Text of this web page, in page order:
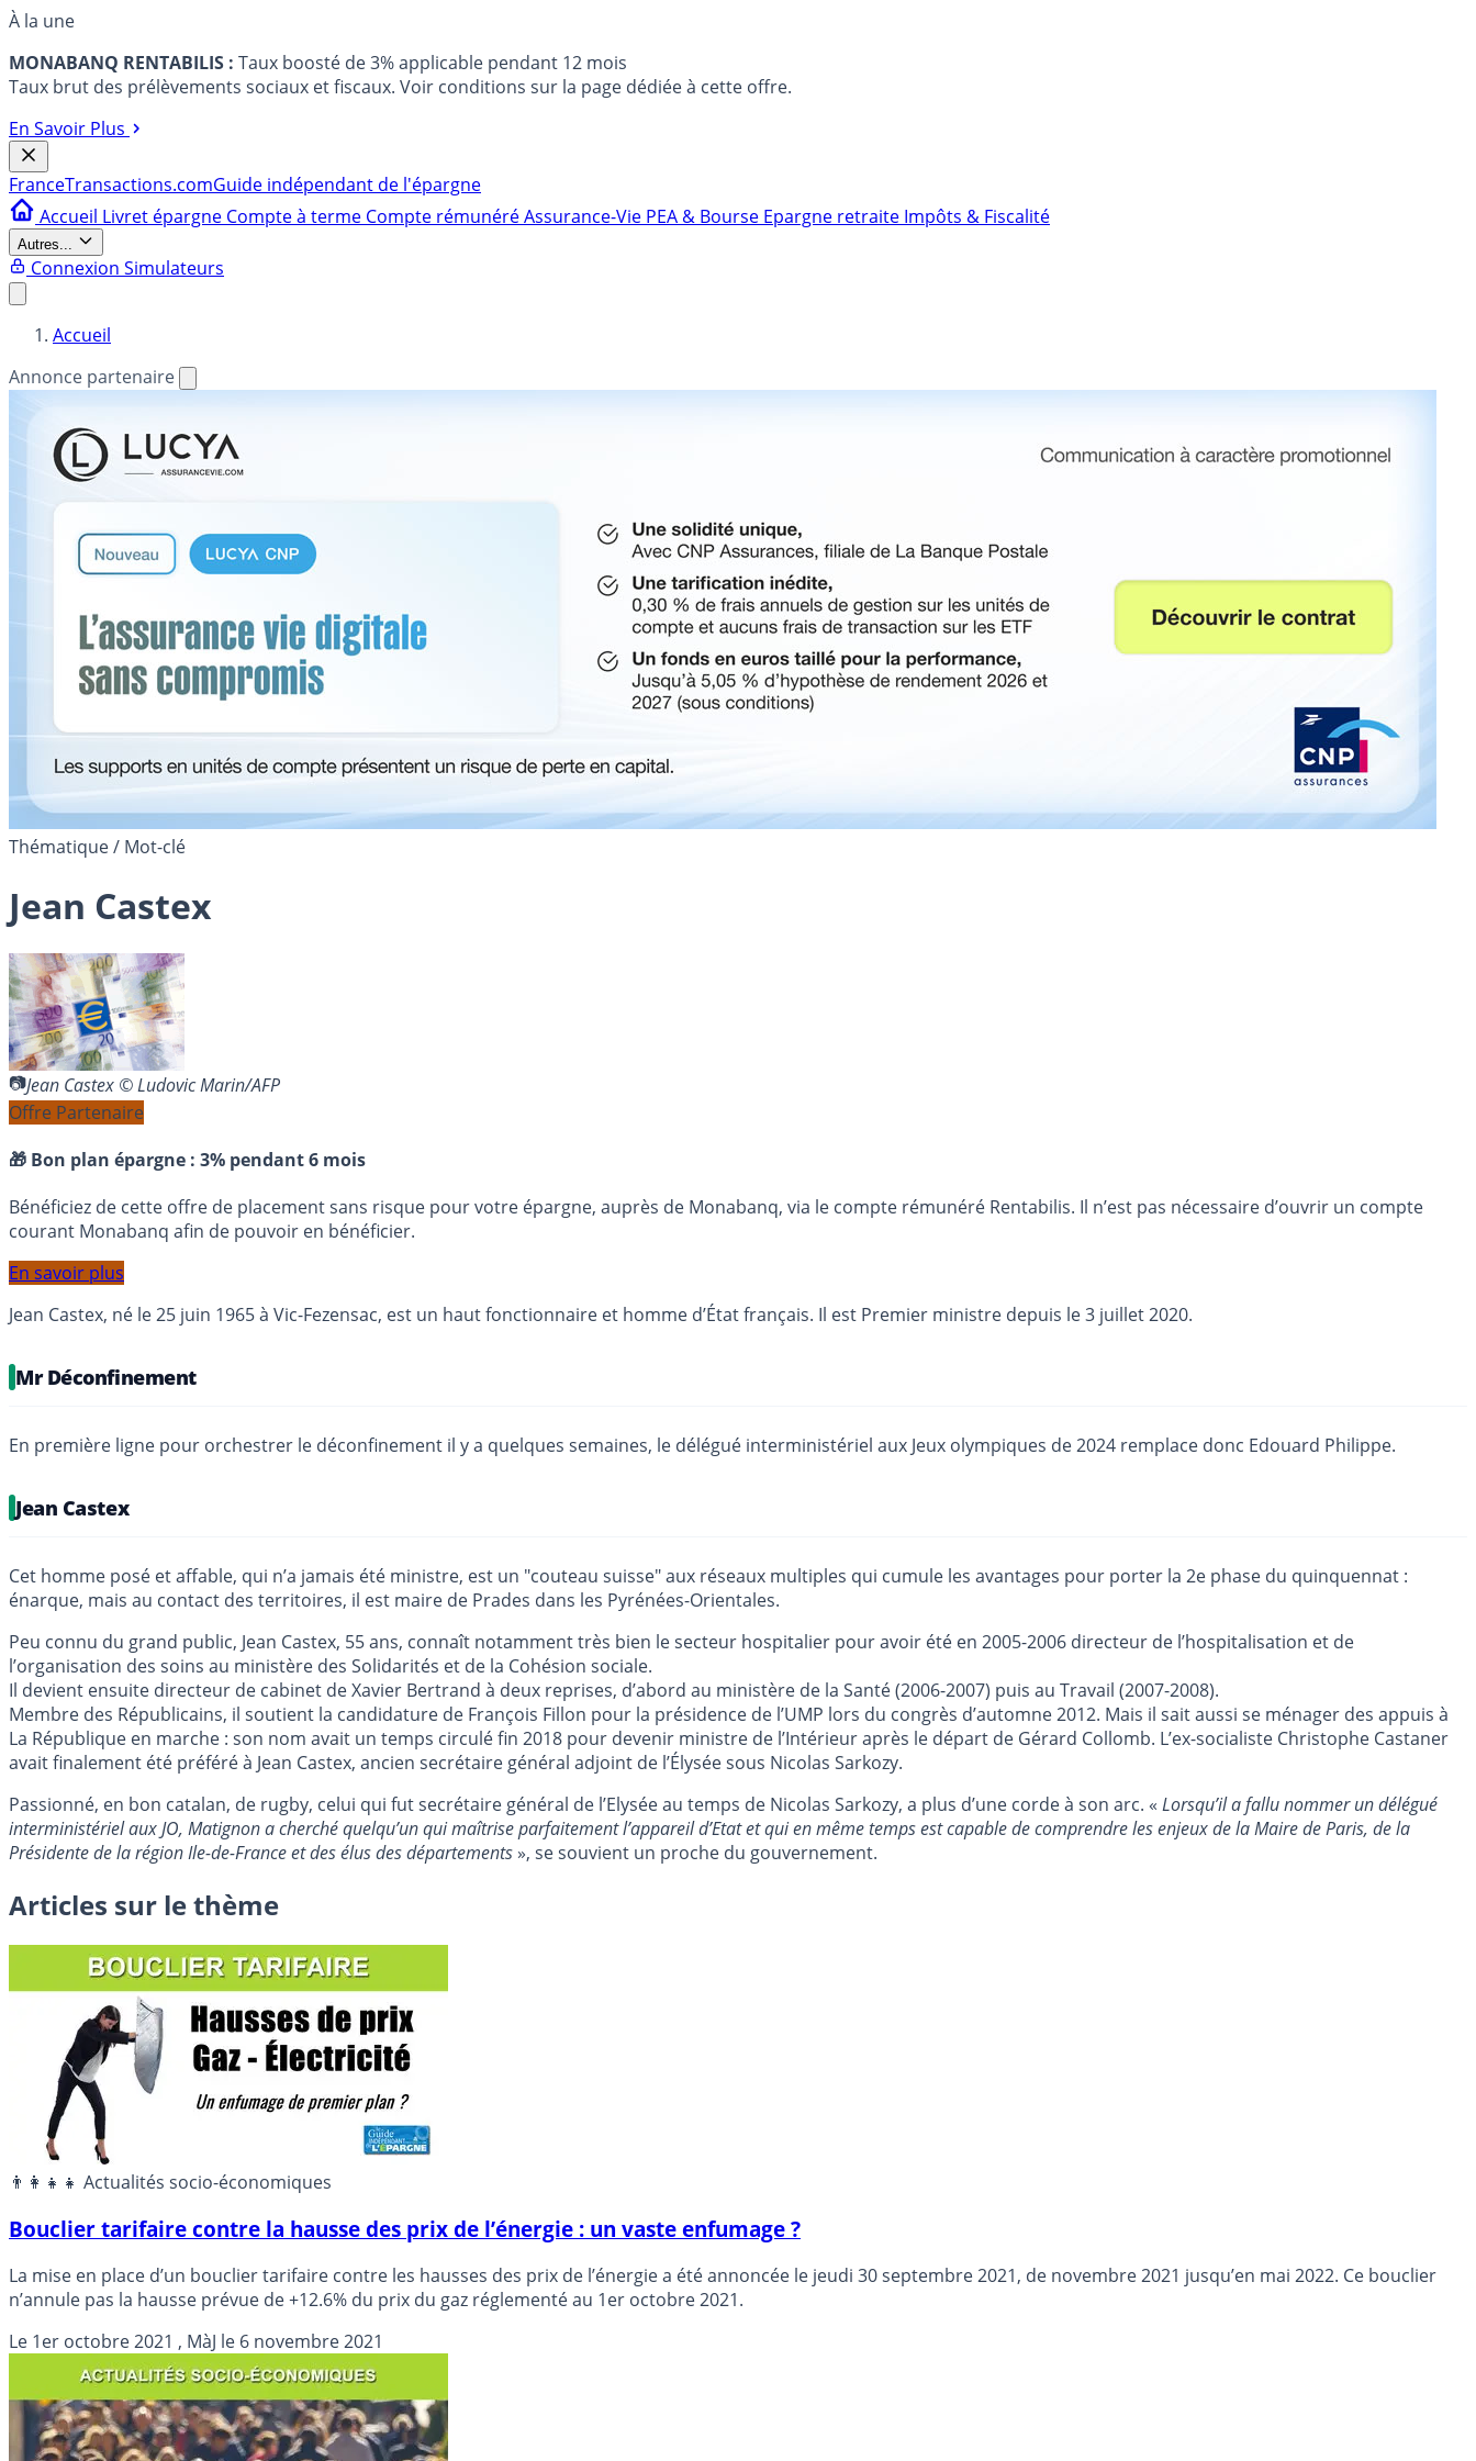
À la une
MONABANQ RENTABILIS : Taux boosté de 3% applicable pendant 12 mois
Taux brut des prélèvements sociaux et fiscaux. Voir conditions sur la page dédiée à cette offre.
En Savoir Plus
FranceTransactions.comGuide indépendant de l'épargne
Accueil Livret épargne Compte à terme Compte rémunéréAssurance-Vie PEA & Bourse Epargne retraite Impôts & Fiscalité
Autres...
Connexion Simulateurs
Accueil
Annonce partenaire
Thématique / Mot-clé
Jean Castex
Jean Castex © Ludovic Marin/AFP
Offre Partenaire
🎁 Bon plan épargne : 3% pendant 6 mois
Bénéficiez de cette offre de placement sans risque pour votre épargne, auprès de Monabanq, via le compte rémunéré Rentabilis. Il n’est pas nécessaire d’ouvrir un compte
courant Monabanq afin de pouvoir en bénéficier.
En savoir plus
Jean Castex, né le 25 juin 1965 à Vic-Fezensac, est un haut fonctionnaire et homme d’État français. Il est Premier ministre depuis le 3 juillet 2020.
Mr Déconfinement
En première ligne pour orchestrer le déconfinement il y a quelques semaines, le délégué interministériel aux Jeux olympiques de 2024 remplace donc Edouard Philippe.
Jean Castex
Cet homme posé et affable, qui n’a jamais été ministre, est un "couteau suisse" aux réseaux multiples qui cumule les avantages pour porter la 2e phase du quinquennat :
énarque, mais au contact des territoires, il est maire de Prades dans les Pyrénées-Orientales.
Peu connu du grand public, Jean Castex, 55 ans, connaît notamment très bien le secteur hospitalier pour avoir été en 2005-2006 directeur de l’hospitalisation et de
l’organisation des soins au ministère des Solidarités et de la Cohésion sociale.
Il devient ensuite directeur de cabinet de Xavier Bertrand à deux reprises, d’abord au ministère de la Santé (2006-2007) puis au Travail (2007-2008).
Membre des Républicains, il soutient la candidature de François Fillon pour la présidence de l’UMP lors du congrès d’automne 2012. Mais il sait aussi se ménager des appuis à
La République en marche : son nom avait un temps circulé fin 2018 pour devenir ministre de l’Intérieur après le départ de Gérard Collomb. L’ex-socialiste Christophe Castaner
avait finalement été préféré à Jean Castex, ancien secrétaire général adjoint de l’Élysée sous Nicolas Sarkozy.
Passionné, en bon catalan, de rugby, celui qui fut secrétaire général de l’Elysée au temps de Nicolas Sarkozy, a plus d’une corde à son arc. « Lorsqu’il a fallu nommer un délégué
interministériel aux JO, Matignon a cherché quelqu’un qui maîtrise parfaitement l’appareil d’Etat et qui en même temps est capable de comprendre les enjeux de la Maire de Paris, de la
Présidente de la région Ile-de-France et des élus des départements», se souvient un proche du gouvernement.
Articles sur le thème
👨‍👩‍👧‍👧 Actualités socio-économiques
Bouclier tarifaire contre la hausse des prix de l’énergie : un vaste enfumage ?
La mise en place d’un bouclier tarifaire contre les hausses des prix de l’énergie a été annoncée le jeudi 30 septembre 2021, de novembre 2021 jusqu’en mai 2022. Ce bouclier
n’annule pas la hausse prévue de +12.6% du prix du gaz réglementé au 1er octobre 2021.
Le 1er octobre 2021 , MàJ le 6 novembre 2021